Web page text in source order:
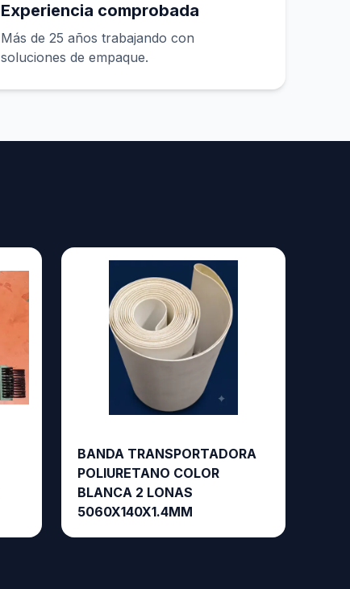
Experiencia comprobada
Más de 25 años trabajando con
soluciones de empaque.
BANDA TRANSPORTADORA
POLIURETANO COLOR
BLANCA 2 LONAS
5060X140X1.4MM